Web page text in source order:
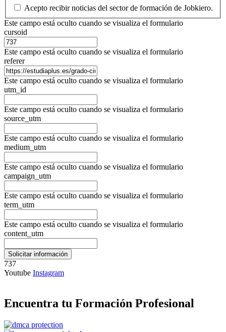
Acepto recibir noticias del sector de formación de Jobkiero.
Este campo está oculto cuando se visualiza el formulario
cursoid
Este campo está oculto cuando se visualiza el formulario
referer
Este campo está oculto cuando se visualiza el formulario
utm_id
Este campo está oculto cuando se visualiza el formulario
source_utm
Este campo está oculto cuando se visualiza el formulario
medium_utm
Este campo está oculto cuando se visualiza el formulario
campaign_utm
Este campo está oculto cuando se visualiza el formulario
term_utm
Este campo está oculto cuando se visualiza el formulario
content_utm
737
Youtube Instagram
Encuentra tu Formación Profesional